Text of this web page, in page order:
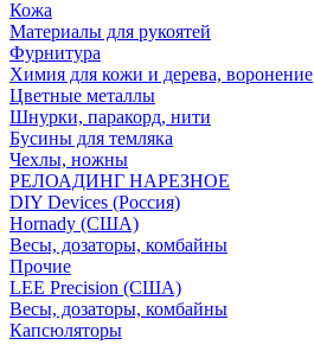
Кожа
Материалы для рукоятей
Фурнитура
Химия для кожи и дерева, воронение
Цветные металлы
Шнурки, паракорд, нити
Бусины для темляка
Чехлы, ножны
РЕЛОАДИНГ НАРЕЗНОЕ
DIY Devices (Россия)
Hornady (США)
Весы, дозаторы, комбайны
Прочие
LEE Precision (США)
Весы, дозаторы, комбайны
Капсюляторы